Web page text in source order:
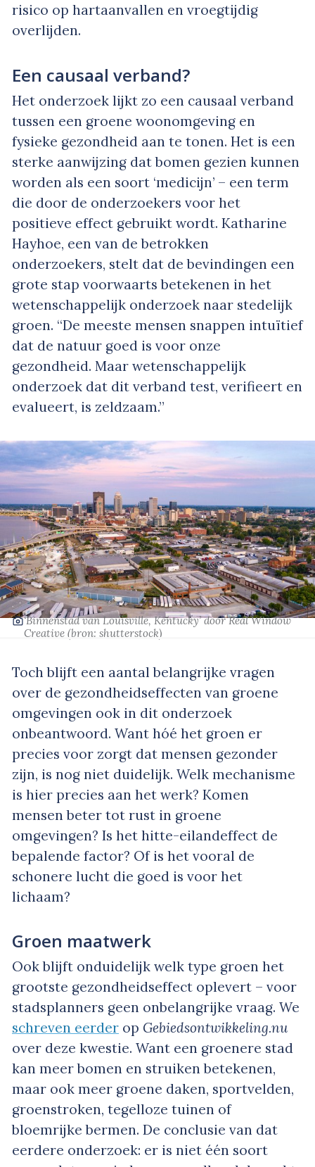
risico op hartaanvallen en vroegtijdig
overlijden.
Een causaal verband?
Het onderzoek lijkt zo een causaal verband
tussen een groene woonomgeving en
fysieke gezondheid aan te tonen. Het is een
sterke aanwijzing dat bomen gezien kunnen
worden als een soort ‘medicijn’ – een term
die door de onderzoekers voor het
positieve effect gebruikt wordt. Katharine
Hayhoe, een van de betrokken
onderzoekers, stelt dat de bevindingen een
grote stap voorwaarts betekenen in het
wetenschappelijk onderzoek naar stedelijk
groen. “De meeste mensen snappen intuïtief
dat de natuur goed is voor onze
gezondheid. Maar wetenschappelijk
onderzoek dat dit verband test, verifieert en
evalueert, is zeldzaam.”
‘Binnenstad van Louisville, Kentucky’door Real Window
Creative (bron: shutterstock)
Toch blijft een aantal belangrijke vragen
over de gezondheidseffecten van groene
omgevingen ook in dit onderzoek
onbeantwoord. Want hóé het groen er
precies voor zorgt dat mensen gezonder
zijn, is nog niet duidelijk. Welk mechanisme
is hier precies aan het werk? Komen
mensen beter tot rust in groene
omgevingen? Is het hitte-eilandeffect de
bepalende factor? Of is het vooral de
schonere lucht die goed is voor het
lichaam?
Groen maatwerk
Ook blijft onduidelijk welk type groen het
grootste gezondheidseffect oplevert – voor
stadsplanners geen onbelangrijke vraag. We
schreven eerder op Gebiedsontwikkeling.nu
over deze kwestie. Want een groenere stad
kan meer bomen en struiken betekenen,
maar ook meer groene daken, sportvelden,
groenstroken, tegelloze tuinen of
bloemrijke bermen. De conclusie van dat
eerdere onderzoek: er is niet één soort